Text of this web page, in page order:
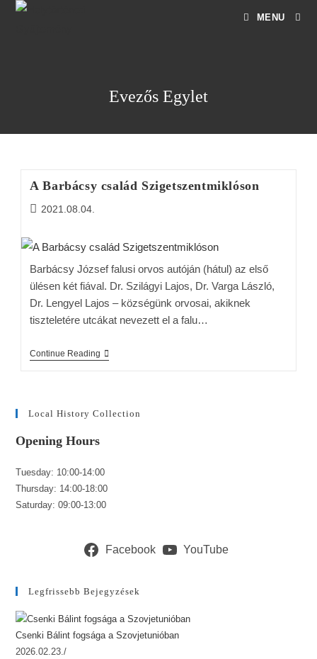
MENU
Evezős Egylet
A Barbácsy család Szigetszentmiklóson
2021.08.04.
Barbácsy József falusi orvos autóján (hátul) az első
ülésen két fiával. Dr. Szilágyi Lajos, Dr. Varga László,
Dr. Lengyel Lajos – községünk orvosai, akiknek
tiszteletére utcákat nevezett el a falu…
Continue Reading
Local History Collection
Opening Hours
Tuesday: 10:00-14:00
Thursday: 14:00-18:00
Saturday: 09:00-13:00
Facebook YouTube
Legfrissebb Bejegyzések
Csenki Bálint fogsága a Szovjetunióban
2026.02.23./